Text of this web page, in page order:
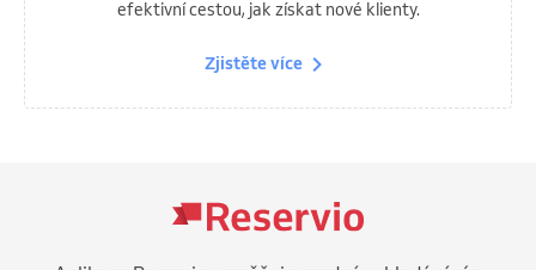
efektivní cestou, jak získat nové klienty.
Zjistěte více